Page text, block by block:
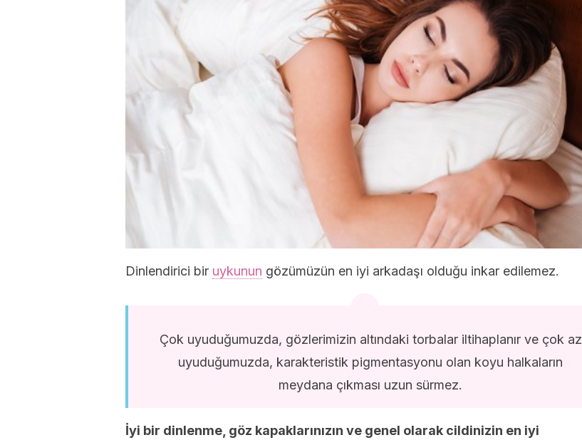
Dinlendirici bir uykunun gözümüzün en iyi arkadaşı olduğu inkar edilemez.
Çok uyuduğumuzda, gözlerimizin altındaki torbalar iltihaplanır ve çok az
uyuduğumuzda, karakteristik pigmentasyonu olan koyu halkaların
meydana çıkması uzun sürmez.
İyi bir dinlenme, göz kapaklarınızın ve genel olarak cildinizin en iyi